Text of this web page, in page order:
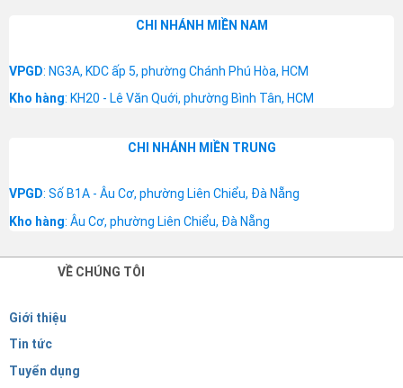
CHI NHÁNH MIỀN NAM
VPGD: NG3A, KDC ấp 5, phường Chánh Phú Hòa, HCM
Kho hàng: KH20 - Lê Văn Quới, phường Bình Tân, HCM
CHI NHÁNH MIỀN TRUNG
VPGD: Số B1A - Âu Cơ, phường Liên Chiểu, Đà Nẵng
Kho hàng: Âu Cơ, phường Liên Chiểu, Đà Nẵng
VỀ CHÚNG TÔI
Giới thiệu
Tin tức
Tuyển dụng